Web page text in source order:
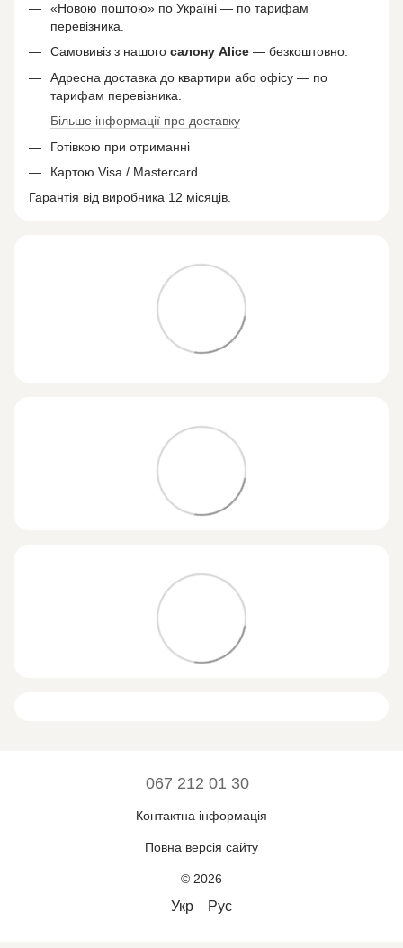
«Новою поштою» по Україні — по тарифам
перевізника.
Самовивіз з нашого салону Alice — безкоштовно.
Адресна доставка до квартири або офісу — по
тарифам перевізника.
Більше інформації про доставку
Готівкою при отриманні
Картою Visa / Mastercard
Гарантія від виробника 12 місяців.
067 212 01 30
Контактна інформація
Повна версія сайту
© 2026
Укр Рус